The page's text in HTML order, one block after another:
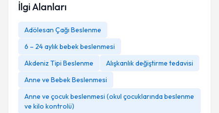
İlgi Alanları
Adölesan Çağı Beslenme
6 – 24 aylık bebek beslenmesi
Akdeniz Tipi Beslenme
Alışkanlık değiştirme tedavisi
Anne ve Bebek Beslenmesi
Anne ve çocuk beslenmesi (okul çocuklarında beslenme
ve kilo kontrolü)